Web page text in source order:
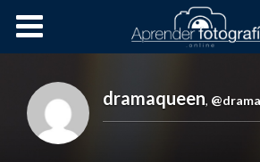
Cursos OnLine
dramaqueen,